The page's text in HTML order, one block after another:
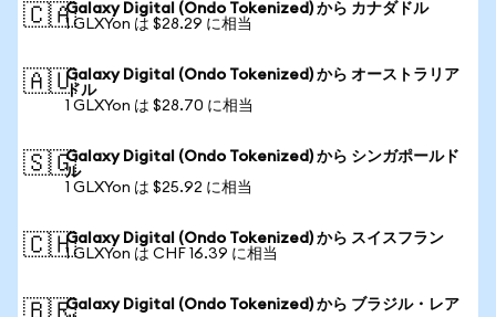
🇨🇦Galaxy Digital (Ondo Tokenized) から カナダドル
1 GLXYon は $28.29 に相当
🇦🇺Galaxy Digital (Ondo Tokenized) から オーストラリア
ドル
1 GLXYon は $28.70 に相当
🇸🇬Galaxy Digital (Ondo Tokenized) から シンガポールド
ル
1 GLXYon は $25.92 に相当
🇨🇭Galaxy Digital (Ondo Tokenized) から スイスフラン
1 GLXYon は CHF 16.39 に相当
Galaxy Digital (Ondo Tokenized) から ブラジル・レア